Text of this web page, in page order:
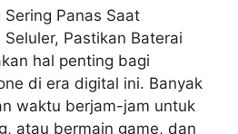
Panas Saat
Pastikan Baterai
hal penting bagi
di era digital ini. Banyak
waktu berjam-jam untuk
atau bermain game, dan